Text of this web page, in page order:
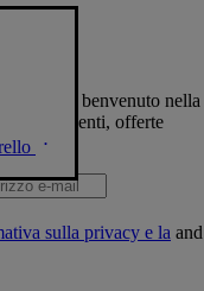
di darti il benvenuto nella
eventi, offerte
sulla privacy e la and